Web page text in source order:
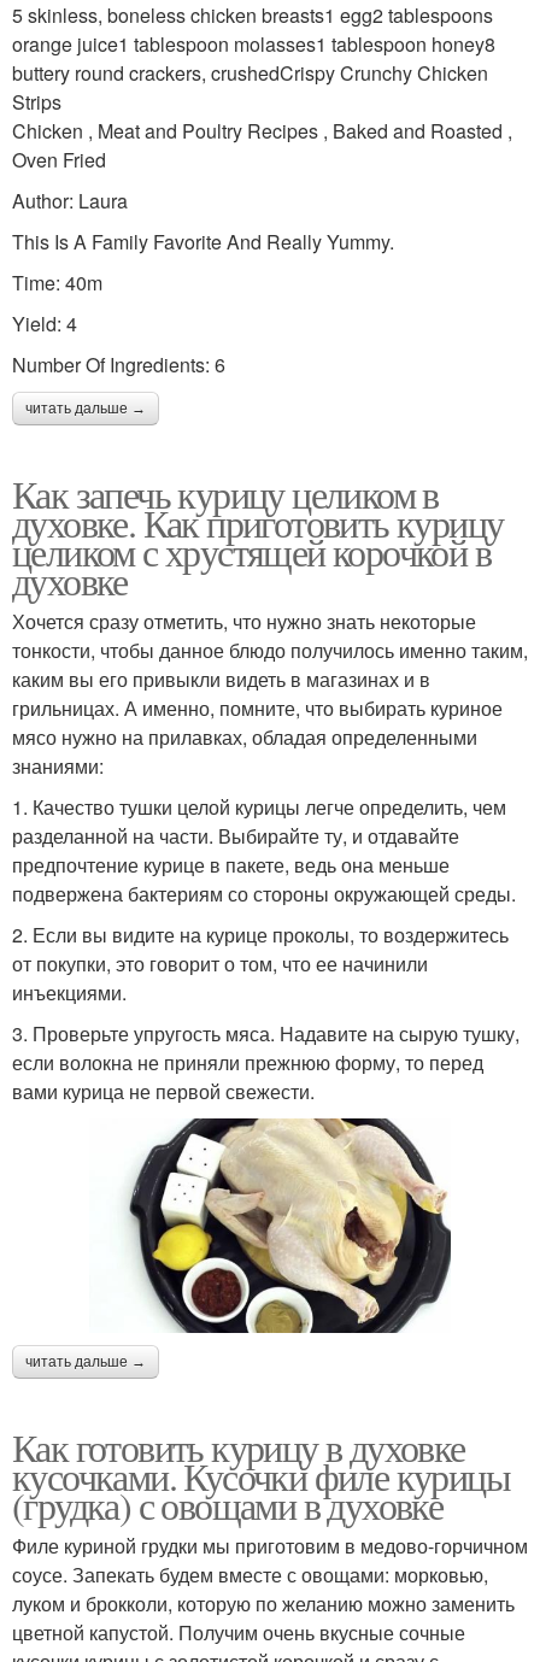
5 skinless, boneless chicken breasts1 egg2 tablespoons
orange juice1 tablespoon molasses1 tablespoon honey8
buttery round crackers, crushedCrispy Crunchy Chicken
Strips
Chicken , Meat and Poultry Recipes , Baked and Roasted ,
Oven Fried
Author: Laura
This Is A Family Favorite And Really Yummy.
Time: 40m
Yield: 4
Number Of Ingredients: 6
читать дальше →
Как запечь курицу целиком в
духовке. Как приготовить курицу
целиком с хрустящей корочкой в
духовке
Хочется сразу отметить, что нужно знать некоторые
тонкости, чтобы данное блюдо получилось именно таким,
каким вы его привыкли видеть в магазинах и в
грильницах. А именно, помните, что выбирать куриное
мясо нужно на прилавках, обладая определенными
знаниями:
1. Качество тушки целой курицы легче определить, чем
разделанной на части. Выбирайте ту, и отдавайте
предпочтение курице в пакете, ведь она меньше
подвержена бактериям со стороны окружающей среды.
2. Если вы видите на курице проколы, то воздержитесь
от покупки, это говорит о том, что ее начинили
инъекциями.
3. Проверьте упругость мяса. Надавите на сырую тушку,
если волокна не приняли прежнюю форму, то перед
вами курица не первой свежести.
читать дальше →
Как готовить курицу в духовке
кусочками. Кусочки филе курицы
(грудка) с овощами в духовке
Филе куриной грудки мы приготовим в медово-горчичном
соусе. Запекать будем вместе с овощами: морковью,
луком и брокколи, которую по желанию можно заменить
цветной капустой. Получим очень вкусные сочные